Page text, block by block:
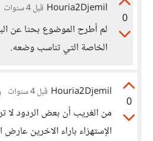
0
Houria2Djemil قبل 4 سنوات
لم أطرح الموضوع بحثا عن
الخاصة التي تناسب وضعه.
0
Houria2Djemil قبل 4 سنوات
من الغريب أن بعض الردود لا
الإستهزاء باراء الاخرين